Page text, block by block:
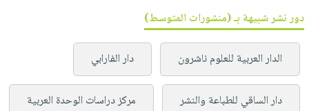
دور نشر شبيهة بـ (منشورات المتوسط)
الدار العربية للعلوم ناشرون دار الفارابي
دار الساقي للطباعة والنشر مركز دراسات الوحدة العربية